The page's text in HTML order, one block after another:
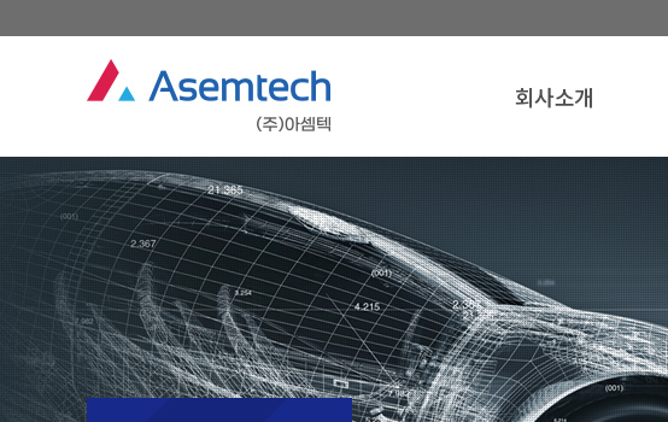
회사소개
연혁
조직도
찾아오시는 길
회사로고